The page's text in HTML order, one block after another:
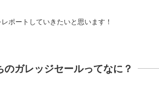
ポートしていきたいと思います！
のガレッジセールってなに？